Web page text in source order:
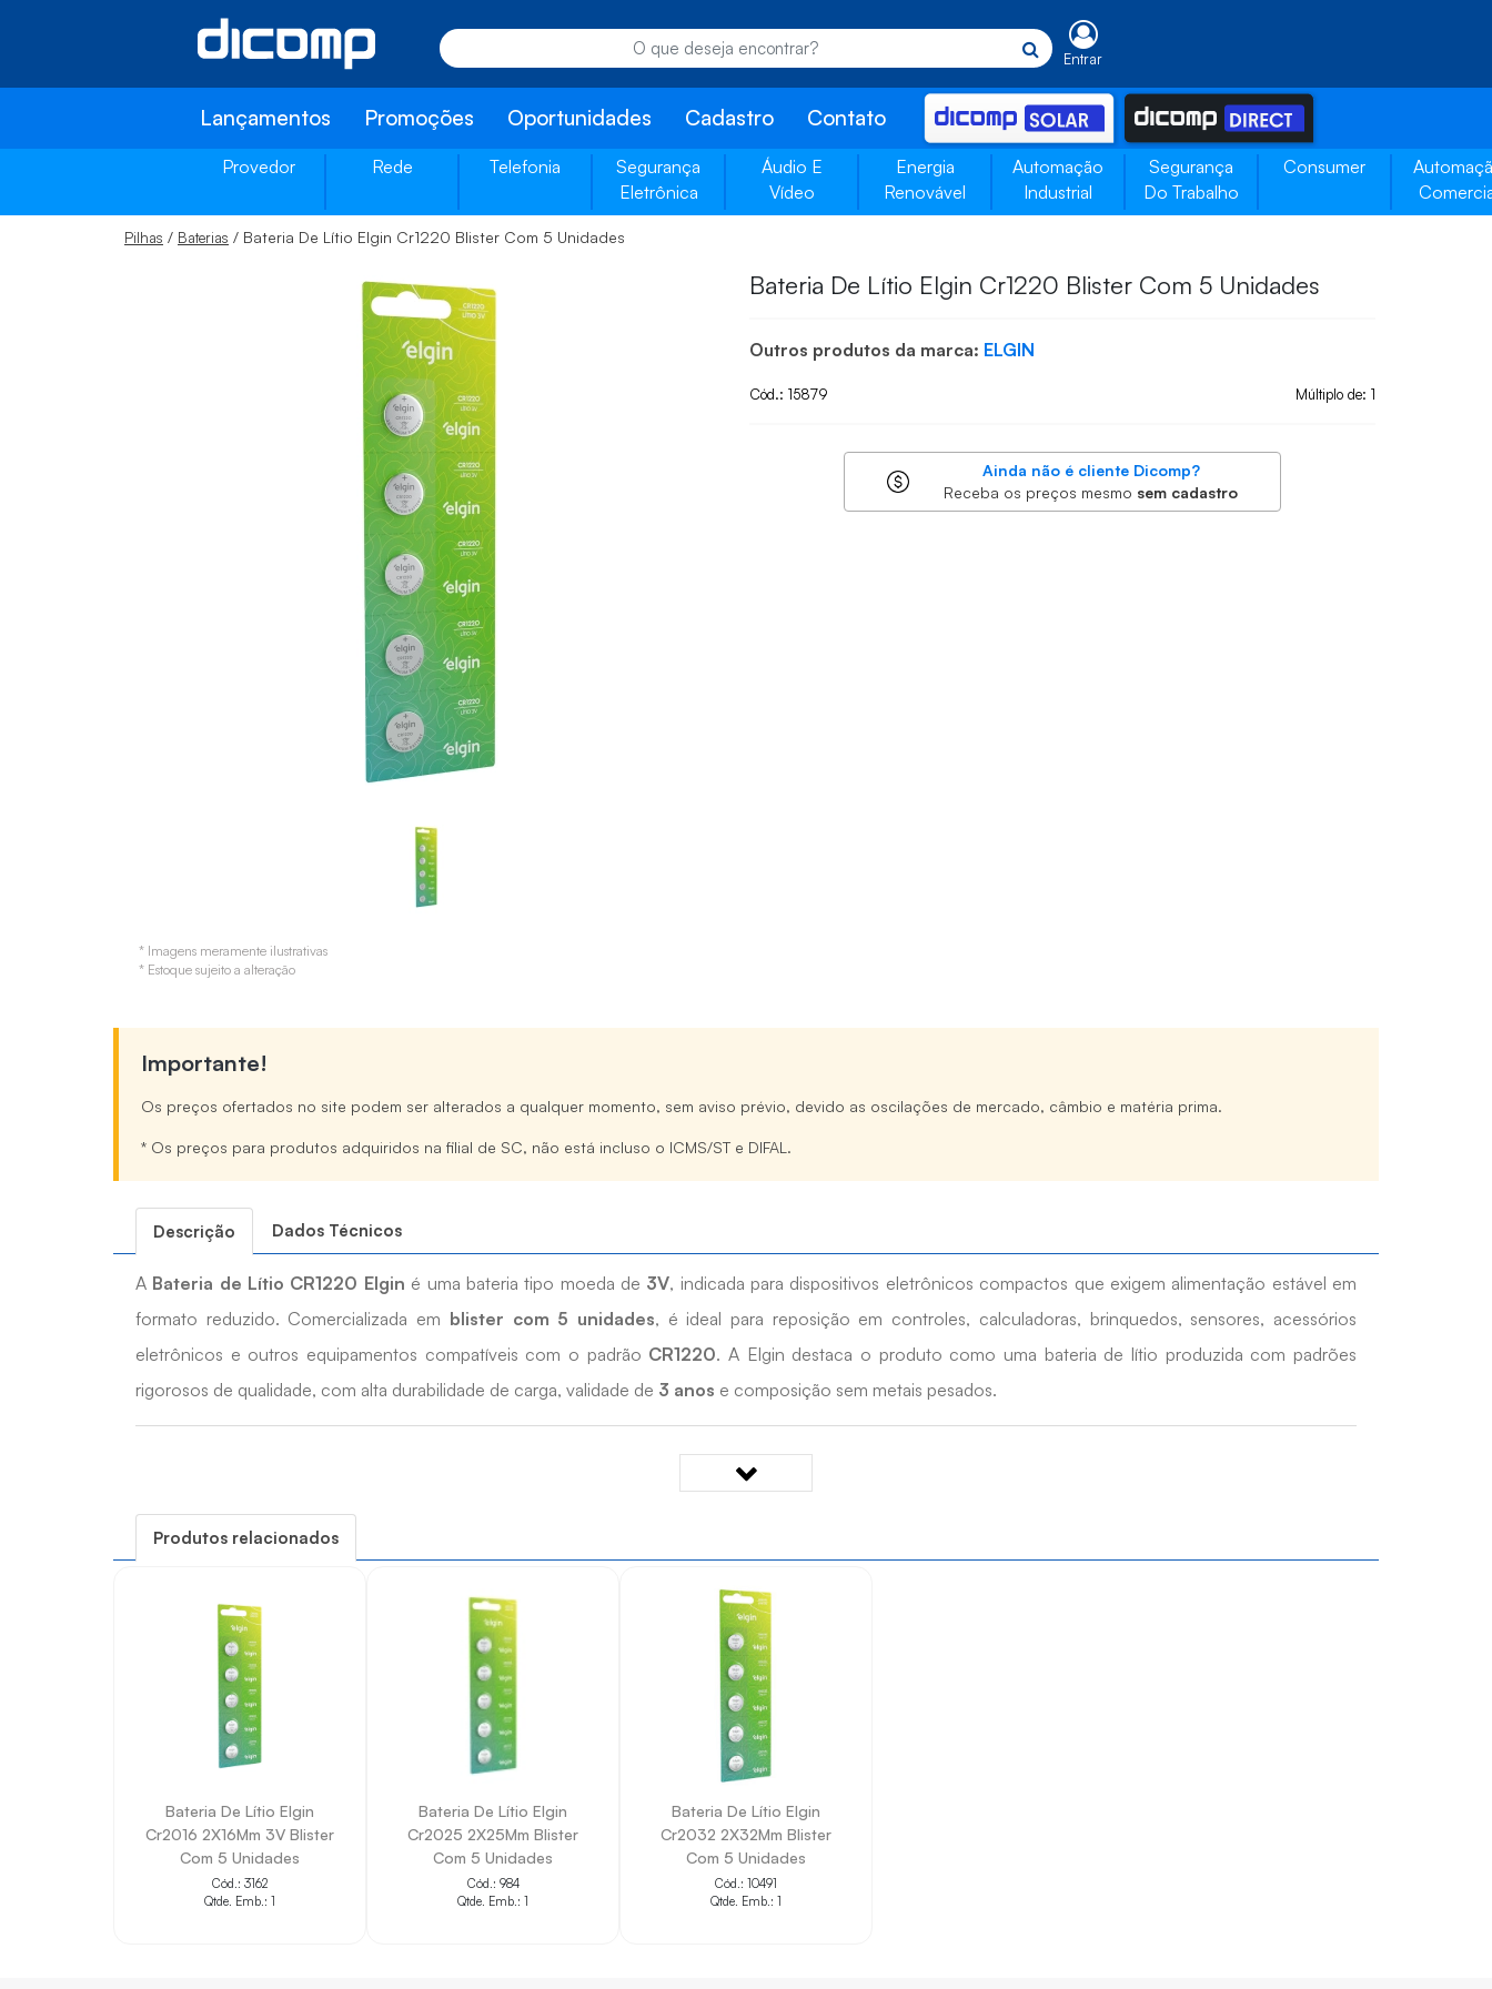
Entrar
Lançamentos Promoções Oportunidades Cadastro Contato
Provedor Rede Telefonia
Segurança
Eletrônica
Áudio E
Vídeo
Energia
Renovável
Automação
Industrial
Segurança
Do Trabalho
Consumer
Pilhas / Baterias / Bateria De Lítio Elgin Cr1220 Blister Com 5 Unidades
* Imagens meramente ilustrativas
* Estoque sujeito a alteração
Bateria De Lítio Elgin Cr1220 Blister Com 5 Unidades
Outros produtos da marca: ELGIN
Cód.: 15879 Múltiplo de: 1
Ainda não é cliente Dicomp?
Receba os preços mesmo sem cadastro
Importante!
Os preços ofertados no site podem ser alterados a qualquer momento, sem aviso prévio, devido as oscilações de mercado, câmbio e matéria prima.
* Os preços para produtos adquiridos na filial de SC, não está incluso o ICMS/ST e DIFAL.
Descrição Dados Técnicos
A Bateria de Lítio CR1220 Elgin é uma bateria tipo moeda de 3V, indicada para dispositivos eletrônicos compactos que exigem alimentação estável em
formato reduzido. Comercializada em blister com 5 unidades, é ideal para reposição em controles, calculadoras, brinquedos, sensores, acessórios
eletrônicos e outros equipamentos compatíveis com o padrão CR1220. A Elgin destaca o produto como uma bateria de lítio produzida com padrões
rigorosos de qualidade, com alta durabilidade de carga, validade de 3 anos e composição sem metais pesados.
Formato compacto, ideal para pequenos dispositivos eletrônicos compatíveis com bateria CR1220.
Tensão de 3V, adequada para aplicações que exigem bateria de lítio tipo moeda.
, prático para reposição e manutenção de vários equipamentos.
Alta durabilidade na carga
, conforme destaque da Elgin.
Composição sem metais pesados
, com apelo ecológico e descarte mais responsável.
Produto aprovado em laboratórios credenciados pelo INMETRO
, conforme material oficial da marca.
Produtos relacionados
Bateria De Lítio Elgin
Cr2016 2X16Mm 3V Blister
Com 5 Unidades
Cód.: 3162
Qtde. Emb.: 1
Bateria De Lítio Elgin
Cr2025 2X25Mm Blister
Com 5 Unidades
Cód.: 984
Qtde. Emb.: 1
Bateria De Lítio Elgin
Cr2032 2X32Mm Blister
Com 5 Unidades
Cód.: 10491
Qtde. Emb.: 1